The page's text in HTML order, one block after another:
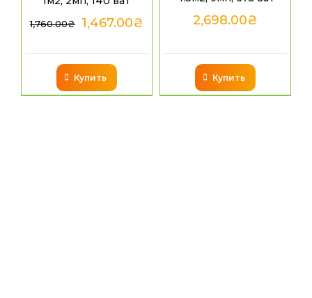
1,760.00₴ 1,467.00₴
Купить
2,698.00₴
Купить